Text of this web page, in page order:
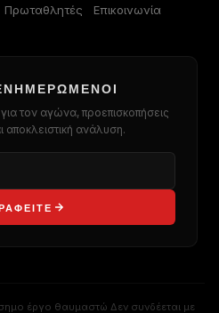
Πρωταθλητές
Επικοινωνία
τον αγώνα, προεπισκοπήσεις
ανάλυση.
έργο θαυμαστώ Δεν συνδέεται με